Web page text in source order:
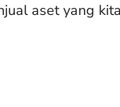
aset yang